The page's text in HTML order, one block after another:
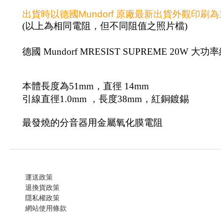
出貨時以德國Mundorf 原廠最新出貨外觀印刷
(以上為相同電阻，但不同阻值之照片檔)
德國 Mundorf MRESIST SUPREME 20W 大功
本體長度為51mm，直徑 14mm
引線直徑1.0mm ，長度38mm，紅銅鍍錫
最發燒的分音器用金屬氧化膜電阻
運送政策
退換貨政策
隱私權政策
網站使用條款